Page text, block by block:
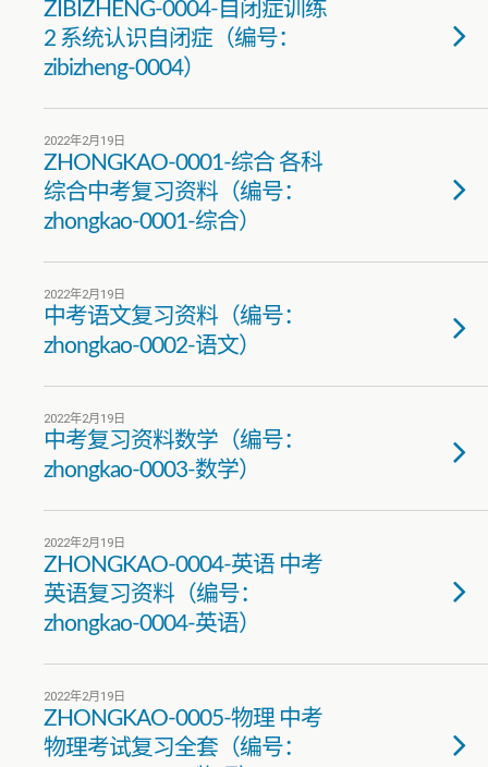
ZIBIZHENG-0004-自闭症训练
2 系统认识自闭症（编号：
zibizheng-0004）
2022年2月19日
ZHONGKAO-0001-综合 各科
综合中考复习资料（编号：
zhongkao-0001-综合）
2022年2月19日
中考语文复习资料（编号：
zhongkao-0002-语文）
2022年2月19日
中考复习资料数学（编号：
zhongkao-0003-数学）
2022年2月19日
ZHONGKAO-0004-英语 中考
英语复习资料（编号：
zhongkao-0004-英语）
2022年2月19日
ZHONGKAO-0005-物理 中考
物理考试复习全套（编号：